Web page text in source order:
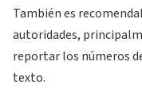
También es
autoridades,
reportar los números
texto.